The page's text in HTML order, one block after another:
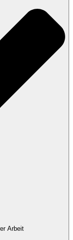
Arbeit